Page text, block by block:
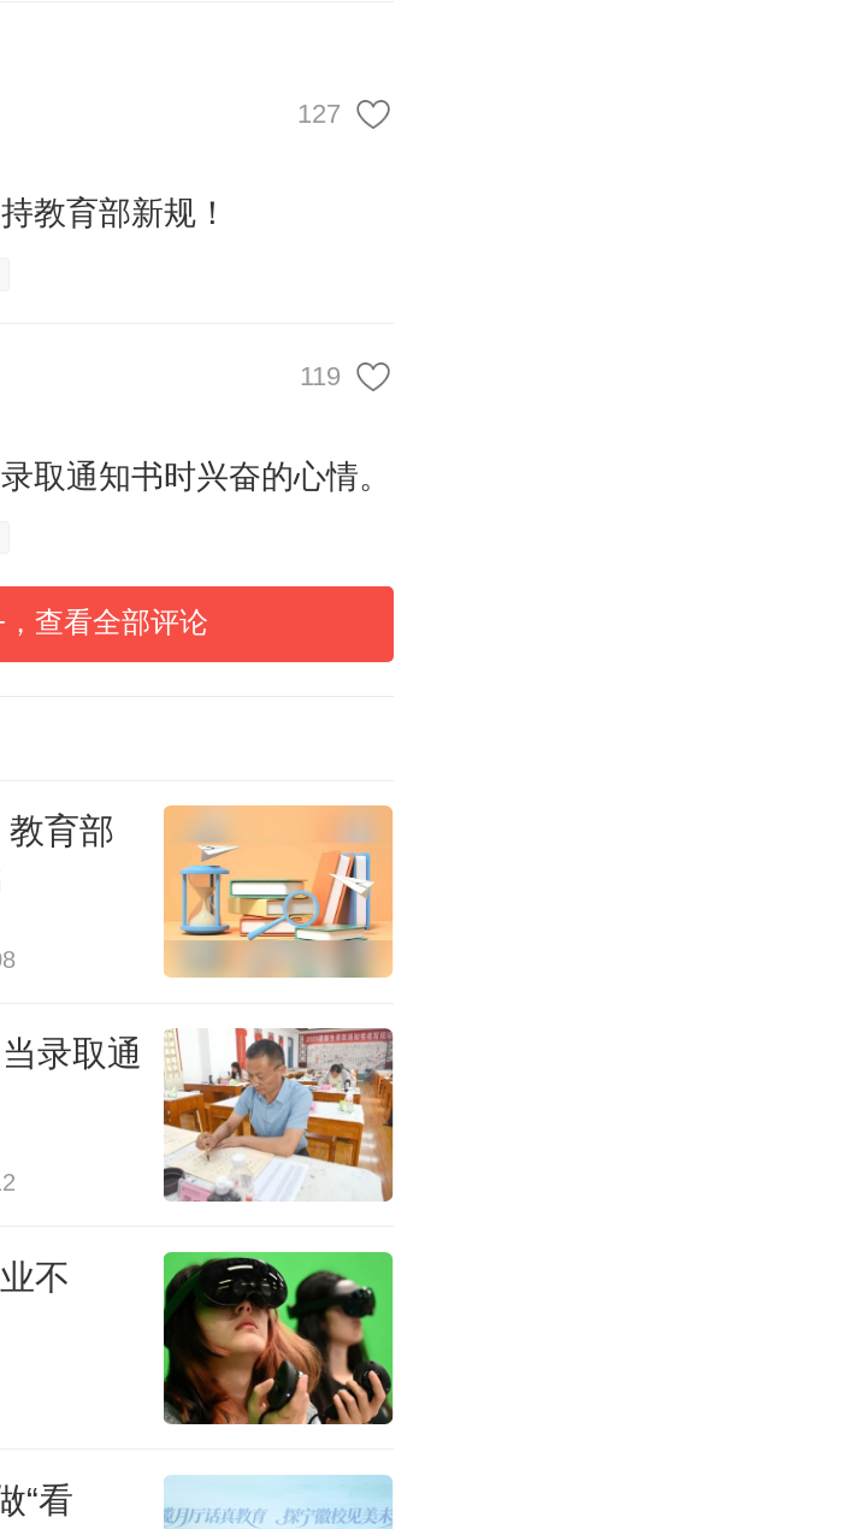
性，无疑将助推录取通
，承载最朴实的情感。
信息仅需最简洁的文字
道，西南联大博物馆珍
的“入学证”，上面仅载有
学子，成就了教育史上
，非有大楼之谓也，亦
在录取通知书上掏空心
通知书，成果有之，但
多人意识到。比如，一
小的开支。而在教育经
127
教育部新规！
119
取通知书时兴奋的心情。
查看全部评论
育部
录取通
不
“看